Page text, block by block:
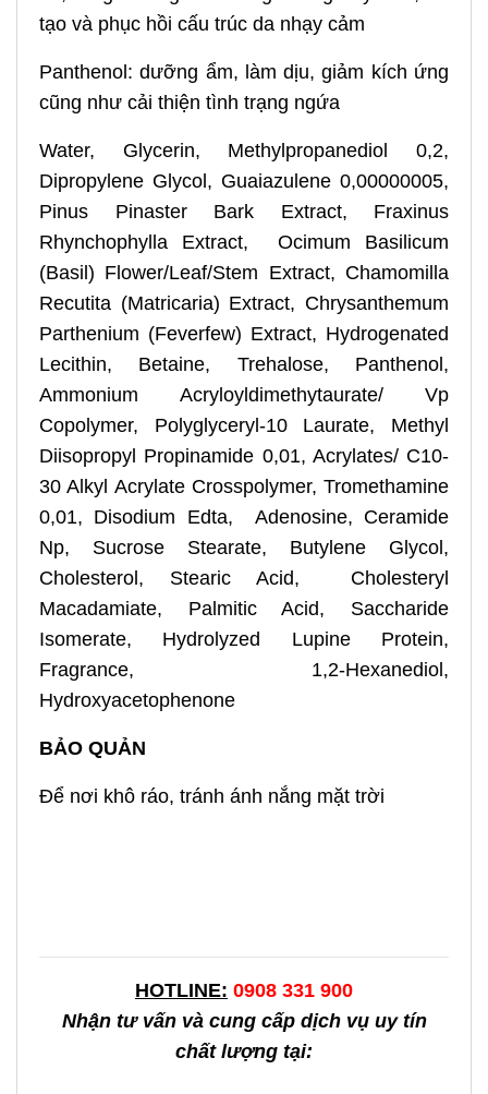
tạo và phục hồi cấu trúc da nhạy cảm
Panthenol: dưỡng ẩm, làm dịu, giảm kích ứng
cũng như cải thiện tình trạng ngứa
Water, Glycerin, Methylpropanediol 0,2,
Dipropylene Glycol, Guaiazulene 0,00000005,
Pinus Pinaster Bark Extract, Fraxinus
Rhynchophylla Extract, Ocimum Basilicum
(Basil) Flower/Leaf/Stem Extract, Chamomilla
Recutita (Matricaria) Extract, Chrysanthemum
Parthenium (Feverfew) Extract, Hydrogenated
Lecithin, Betaine, Trehalose, Panthenol,
Ammonium Acryloyldimethytaurate/ Vp
Copolymer, Polyglyceryl-10 Laurate, Methyl
Diisopropyl Propinamide 0,01, Acrylates/ C10-
30 Alkyl Acrylate Crosspolymer, Tromethamine
0,01, Disodium Edta, Adenosine, Ceramide
Np, Sucrose Stearate, Butylene Glycol,
Cholesterol, Stearic Acid, Cholesteryl
Macadamiate, Palmitic Acid, Saccharide
Isomerate, Hydrolyzed Lupine Protein,
Fragrance, 1,2-Hexanediol,
Hydroxyacetophenone
BẢO QUẢN
Để nơi khô ráo, tránh ánh nắng mặt trời
HOTLINE: 0908 331 900
Nhận tư vấn và cung cấp dịch vụ uy tín
chất lượng tại: